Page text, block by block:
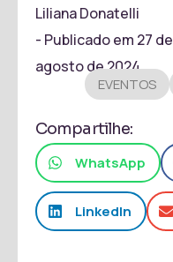
Liliana Donatelli
- Publicado em 27 de
agosto de 2024
EVENTOS
Compartilhe:
WhatsApp
LinkedIn